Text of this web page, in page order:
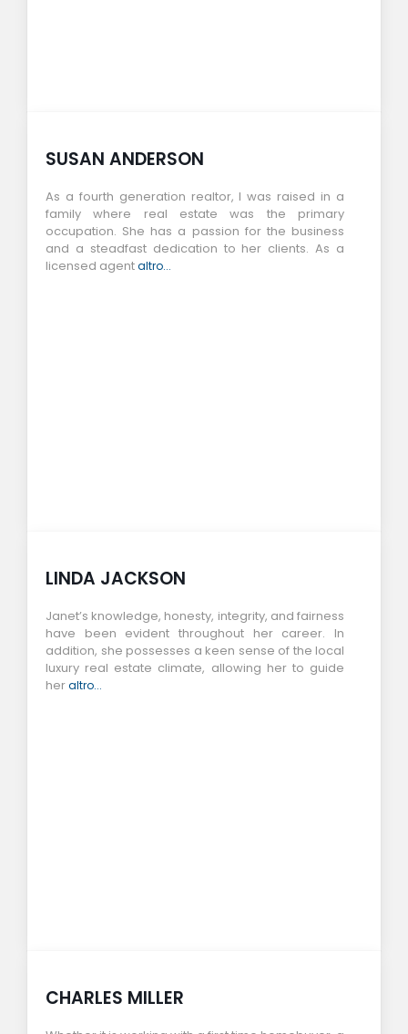
SUSAN ANDERSON
As a fourth generation realtor, I was raised in a
family where real estate was the primary
occupation. She has a passion for the business
and a steadfast dedication to her clients. As a
licensed agentaltro...
LINDA JACKSON
Janet’s knowledge, honesty, integrity, and fairness
have been evident throughout her career. In
addition, she possesses a keen sense of the local
luxury real estate climate, allowing her to guide
heraltro...
CHARLES MILLER